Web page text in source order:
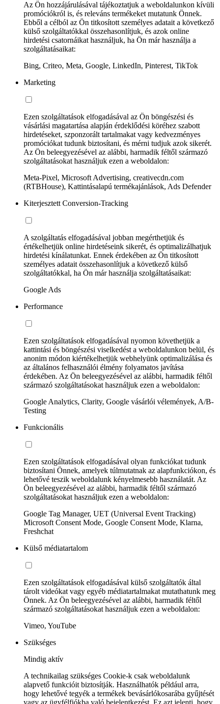
Az Ön hozzájárulásával tájékoztatjuk a weboldalunkon kívüli
promóciókról is, és releváns termékeket mutatunk Önnek.
Ebből a célból az Ön titkosított személyes adatait a következő
külső szolgáltatókkal összehasonlítjuk, és azok online
hirdetési csatornáikat használjuk, ha Ön már használja a
szolgáltatásaikat:
Bing, Criteo, Meta, Google, LinkedIn, Pinterest, TikTok
Marketing
Ezen szolgáltatások elfogadásával az Ön böngészési és
vásárlási magatartása alapján érdeklődési köréhez szabott
hirdetéseket, szponzorált tartalmakat vagy kedvezményes
promóciókat tudunk biztosítani, és mérni tudjuk azok sikerét.
Az Ön beleegyezésével az alábbi, harmadik féltől származó
szolgáltatásokat használjuk ezen a weboldalon:
Meta-Pixel, Microsoft Advertising, creativecdn.com
(RTBHouse), Kattintásalapú termékajánlások, Ads Defender
Kiterjesztett Conversion-Tracking
A szolgáltatás elfogadásával jobban megérthetjük és
értékelhetjük online hirdetéseink sikerét, és optimalizálhatjuk
hirdetési kínálatunkat. Ennek érdekében az Ön titkosított
személyes adatait összehasonlítjuk a következő külső
szolgáltatókkal, ha Ön már használja szolgáltatásaikat:
Google Ads
Performance
Ezen szolgáltatások elfogadásával nyomon követhetjük a
kattintási és böngészési viselkedést a weboldalunkon belül, és
anonim módon kiértékelhetjük webhelyünk optimalizálása és
az általános felhasználói élmény folyamatos javítása
érdekében. Az Ön beleegyezésével az alábbi, harmadik féltől
származó szolgáltatásokat használjuk ezen a weboldalon:
Google Analytics, Clarity, Google vásárlói vélemények, A/B-
Testing
Funkcionális
Ezen szolgáltatások elfogadásával olyan funkciókat tudunk
biztosítani Önnek, amelyek túlmutatnak az alapfunkciókon, és
lehetővé teszik weboldalunk kényelmesebb használatát. Az
Ön beleegyezésével az alábbi, harmadik féltől származó
szolgáltatásokat használjuk ezen a weboldalon:
Google Tag Manager, UET (Universal Event Tracking)
Microsoft Consent Mode, Google Consent Mode, Klarna,
Freshchat
Külső médiatartalom
Ezen szolgáltatások elfogadásával külső szolgáltatók által
tárolt videókat vagy egyéb médiatartalmakat mutathatunk meg
Önnek. Az Ön beleegyezésével az alábbi, harmadik féltől
származó szolgáltatásokat használjuk ezen a weboldalon:
Vimeo, YouTube
Szükséges
Mindig aktív
A technikailag szükséges Cookie-k csak weboldalunk
alapvető funkcióit biztosítják. Használhatók például arra,
hogy lehetővé tegyék a termékek bevásárlókosarába gyűjtését